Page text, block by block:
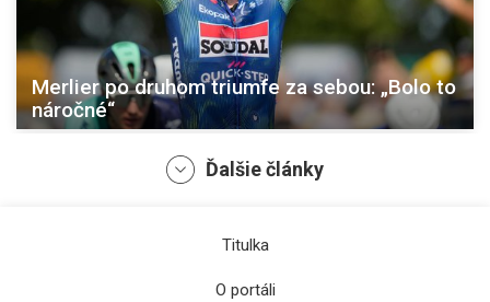
Merlier po druhom triumfe za sebou: „Bolo to
náročné“
Ďalšie články
Titulka
O portáli